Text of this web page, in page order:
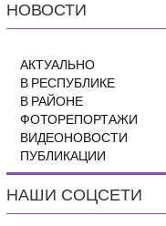
НОВОСТИ
АКТУАЛЬНО
В РЕСПУБЛИКЕ
В РАЙОНЕ
ФОТОРЕПОРТАЖИ
ВИДЕОНОВОСТИ
ПУБЛИКАЦИИ
НАШИ СОЦСЕТИ